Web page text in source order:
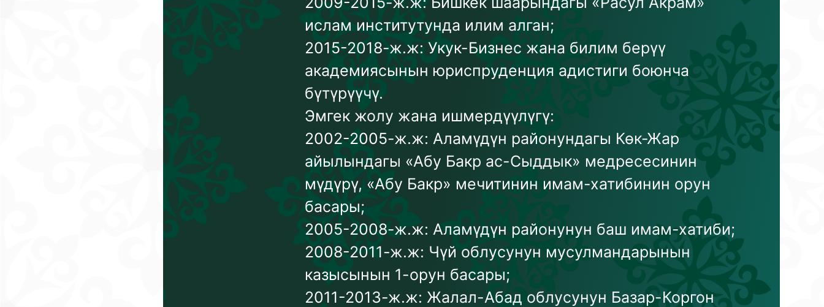
ислам институтунда илим алган;
2015-2018-ж.ж: Укук-Бизнес жана билим берүү
академиясынын юриспруденция адистиги боюнча
бүтүрүүчү.
Эмгек жолу жана ишмердүүлүгү:
2002-2005-ж.ж: Аламүдүн районундагы Көк-Жар
айылындагы «Абу Бакр ас-Сыддык» медресесинин
мүдүрү, «Абу Бакр» мечитинин имам-хатибинин орун
басары;
2005-2008-ж.ж: Аламүдүн районунун баш имам-хатиби;
2008-2011-ж.ж: Чүй облусунун мусулмандарынын
казысынын 1-орун басары;
2011-2013-ж.ж: Жалал-Абад облусунун Базар-Коргон